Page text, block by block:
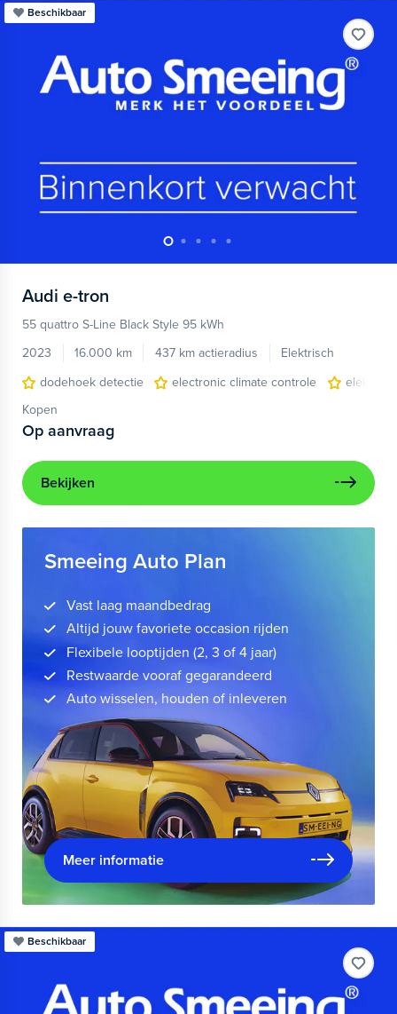
Beschikbaar
Audi e-tron
55 quattro S-Line Black Style 95 kWh
2023
16.000 km 437 km actieradius
Elektrisch
dodehoek detectie
electronic climate controle
Kopen
Op aanvraag
Bekijken
Smeeing Auto Plan
Vast laag maandbedrag
Altijd jouw favoriete occasion rijden
Flexibele looptijden (2, 3 of 4 jaar)
Restwaarde vooraf gegarandeerd
Auto wisselen, houden of inleveren
Meer informatie
Beschikbaar